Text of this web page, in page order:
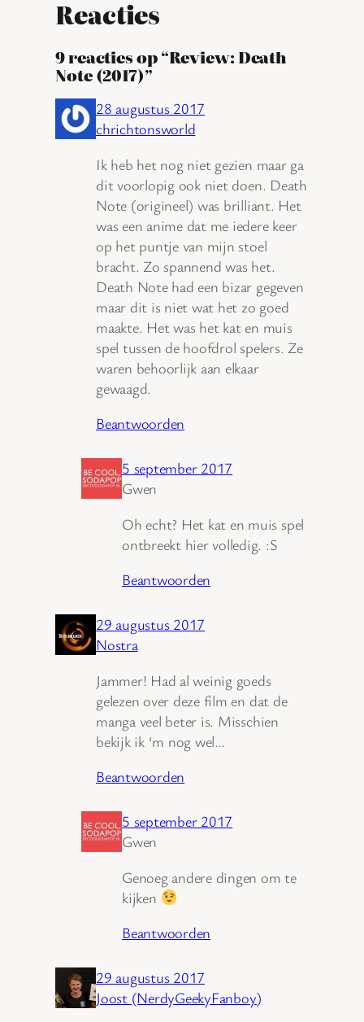
Reacties
9 reacties op “Review: Death
Note (2017)”
28 augustus 2017
chrichtonsworld
Ik heb het nog niet gezien maar ga
dit voorlopig ook niet doen. Death
Note (origineel) was brilliant. Het
was een anime dat me iedere keer
op het puntje van mijn stoel
bracht. Zo spannend was het.
Death Note had een bizar gegeven
maar dit is niet wat het zo goed
maakte. Het was het kat en muis
spel tussen de hoofdrol spelers. Ze
waren behoorlijk aan elkaar
gewaagd.
Beantwoorden
5 september 2017
Gwen
Oh echt? Het kat en muis spel
ontbreekt hier volledig. :S
Beantwoorden
29 augustus 2017
Nostra
Jammer! Had al weinig goeds
gelezen over deze film en dat de
manga veel beter is. Misschien
bekijk ik ‘m nog wel…
Beantwoorden
5 september 2017
Gwen
Genoeg andere dingen om te
kijken
Beantwoorden
29 augustus 2017
Joost (NerdyGeekyFanboy)